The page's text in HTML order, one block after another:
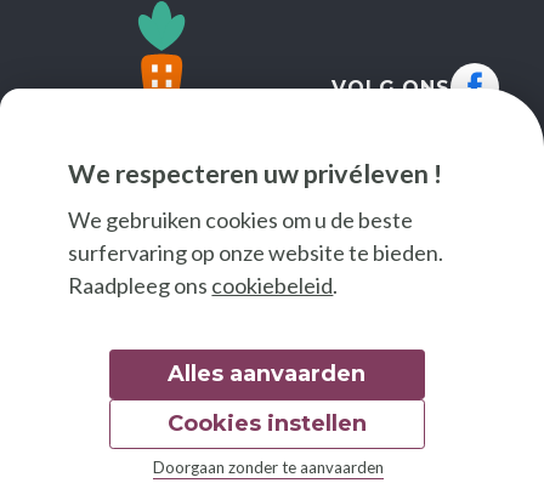
We respecteren uw privéleven !
We gebruiken cookies om u de beste
surfervaring op onze website te bieden.
Raadpleeg ons cookiebeleid.
Alles aanvaarden
Doorgaan zonder te aanvaarden
Cookies instellen
VOLG ONS
© 2026 Good Food
Wettelijke bepalingen